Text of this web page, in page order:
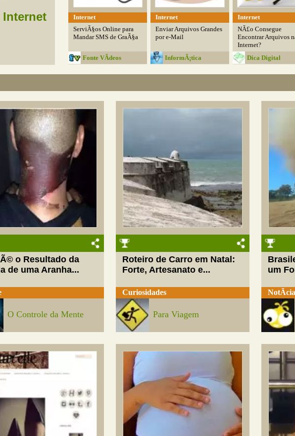
Internet
Internet
ServiÃ§os Online para
Mandar SMS de GraÃ§a
Fonte VÃ­deos
Internet
Enviar Arquivos Grandes
por e-Mail
InformÃ¡tica
Internet
NÃ£o Consegue
Encontrar Arquivos
Internet?
Dica Digital
o Resultado da
de uma Aranha...
O Controle da Mente
Roteiro de Carro em Natal:
Forte, Artesanato e...
Curiosidades
Para Viagem
um